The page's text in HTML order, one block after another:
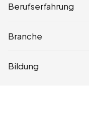
Berufserfahrung
Branche
Bildung